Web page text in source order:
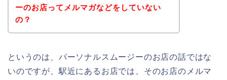
ーのお店ってメルマガなどをしていない
の？
というのは、パーソナルスムージーのお店の話ではな
いのですが、駅近にあるお店では、そのお店のメルマ